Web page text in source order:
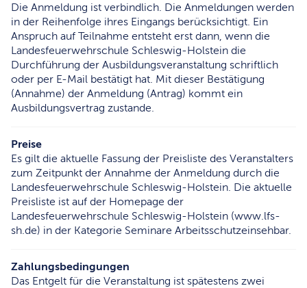
Die Anmeldung ist verbindlich. Die Anmeldungen werden
in der Reihenfolge ihres Eingangs berücksichtigt. Ein
Anspruch auf Teilnahme entsteht erst dann, wenn die
Landesfeuerwehrschule Schleswig-Holstein die
Durchführung der Ausbildungsveranstaltung schriftlich
oder per E-Mail bestätigt hat. Mit dieser Bestätigung
(Annahme) der Anmeldung (Antrag) kommt ein
Ausbildungsvertrag zustande.
Preise
Es gilt die aktuelle Fassung der Preisliste des Veranstalters
zum Zeitpunkt der Annahme der Anmeldung durch die
Landesfeuerwehrschule Schleswig-Holstein. Die aktuelle
Preisliste ist auf der Homepage der
Landesfeuerwehrschule Schleswig-Holstein (www.lfs-
sh.de) in der Kategorie Seminare Arbeitsschutzeinsehbar.
Zahlungsbedingungen
Das Entgelt für die Veranstaltung ist spätestens zwei